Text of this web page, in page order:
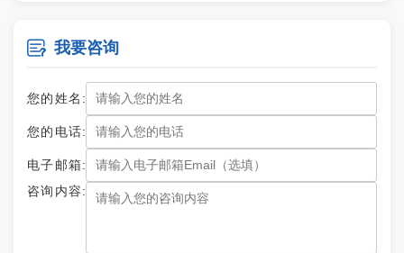
您好，来重庆旅游建议你选择江北区、渝中区、南岸区这三个区
域的酒店，不仅交通便利，而且临近购物中心。
马上来重庆旅游了，这里有动物园吗？
您好，来重庆旅游可以选择中旅的乐和乐都一日游，乐和乐都里
面有动物园，如有需要欢迎致电我们023 - 88721881。
 我要咨询
您的姓名:
您的电话:
电子邮箱:
咨询内容: